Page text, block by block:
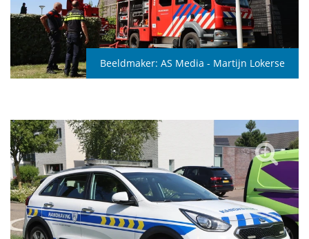
Beeldmaker: AS Media - Martijn Lokerse